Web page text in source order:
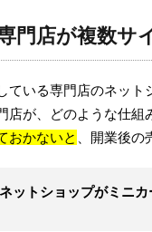
門店が複数サ
ている専門店のネッ
店が、どのような仕組
おかないと
、開業後
ットショップがミニ